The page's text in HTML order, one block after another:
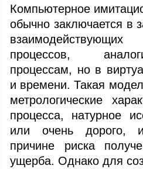
Компьютерное
обычно заключается в
процессов,
процессам, но в
и времени. Такая
метрологические
процесса, натурное
или очень дорого,
причине риска
ущерба. Однако для